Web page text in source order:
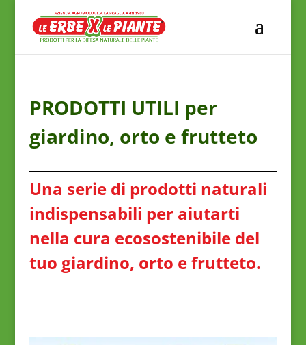
PRODOTTI UTILI per
giardino, orto e frutteto
Una serie di prodotti naturali
indispensabili per aiutarti
nella cura ecosostenibile del
tuo giardino, orto e frutteto.